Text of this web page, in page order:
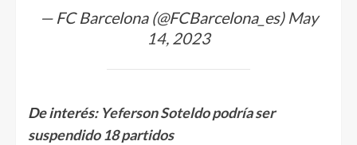
— FC Barcelona (@FCBarcelona_es) May
14, 2023
De interés: Yeferson Soteldo podría ser
suspendido 18 partidos